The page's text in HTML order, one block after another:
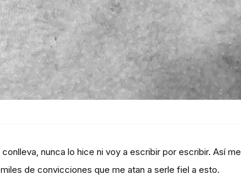
nunca lo hice ni voy a escribir por escribir. Así me
de convicciones que me atan a serle fiel a esto.